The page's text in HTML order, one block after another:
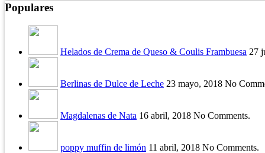
Populares
Helados de Crema de Queso & Coulis Frambuesa 27
Berlinas de Dulce de Leche 23 mayo, 2018 No
Magdalenas de Nata 16 abril, 2018 No Comments.
poppy muffin de limón 11 abril, 2018 No Comments.